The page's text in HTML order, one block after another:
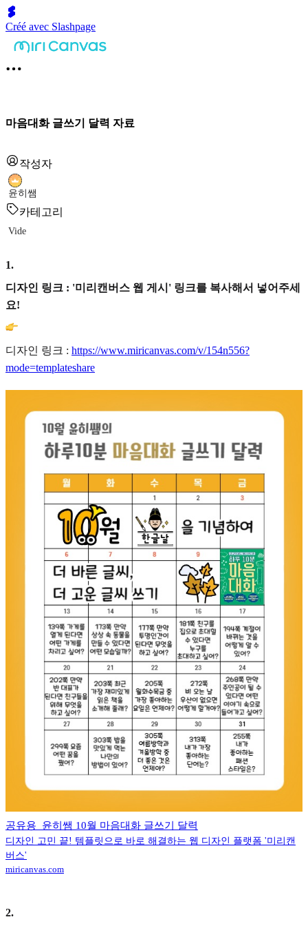
Créé avec Slashpage
마음대화 글쓰기 달력 자료
작성자
윤히쌤
카테고리
Vide
1.
디자인 링크 : '미리캔버스 웹 게시' 링크를 복사해서 넣어주세
요!
디자인 링크 : https://www.miricanvas.com/v/154n556?
mode=templateshare
공유용_윤히쌤 10월 마음대화 글쓰기 달력
디자인 고민 끝! 템플릿으로 바로 해결하는 웹 디자인 플랫폼 '미리캔
버스'
miricanvas.com
2.